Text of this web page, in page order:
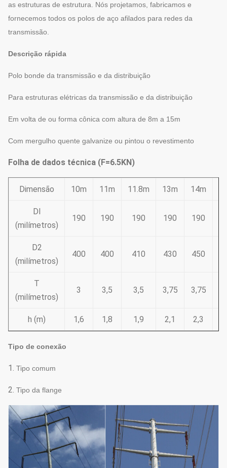
as estruturas de estrutura. Nós projetamos, fabricamos e
fornecemos todos os polos de aço afilados para redes da
transmissão.
Descrição rápida
Polo bonde da transmissão e da distribuição
Para estruturas elétricas da transmissão e da distribuição
Em volta de ou forma cônica com altura de 8m a 15m
Com mergulho quente galvanize ou pintou o revestimento
Folha de dados técnica (F=6.5KN)
Dimensão 10m 11m 11.8m 13m 14m
DI
(milímetros)
190 190 190 190 190
D2
(milímetros)
400 400 410 430 450
T
(milímetros)
3 3,5 3,5 3,75 3,75
h (m) 1,6 1,8 1,9 2,1 2,3
Tipo de conexão
1. Tipo comum
2. Tipo da flange